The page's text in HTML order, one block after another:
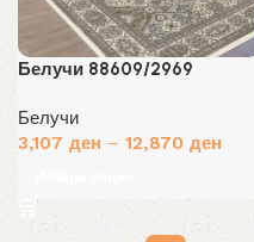
Белучи 88609/2969
Белучи
3,107 ден – 12,870 ден